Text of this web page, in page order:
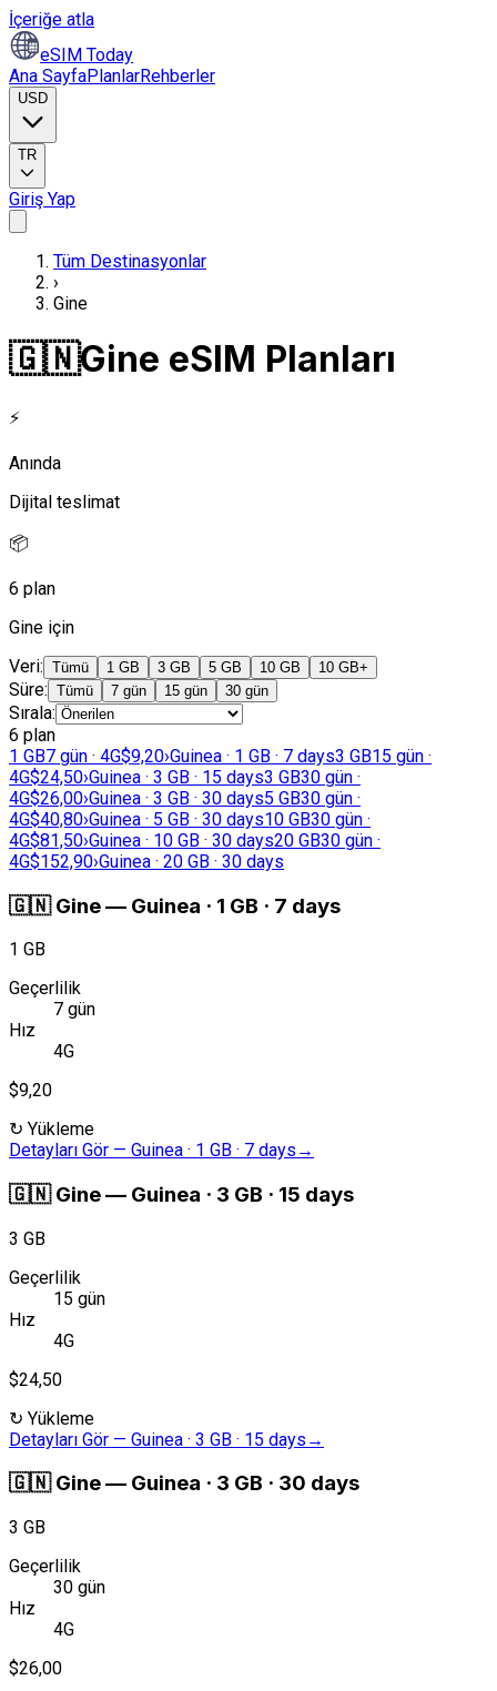
İçeriğe atla
eSIM Today
Ana SayfaPlanlarRehberler
USD
TR
Giriş Yap
Tüm Destinasyonlar
›
Gine
🇬🇳Gine eSIM Planları
⚡
Anında
Dijital teslimat
📦
6 plan
Gine için
Veri: Tümü 1 GB 3 GB 5 GB 10 GB 10 GB+
Süre: Tümü 7 gün 15 gün 30 gün
Sırala:
6 plan
1 GB7 gün · 4G$9,20›Guinea · 1 GB · 7 days3 GB15 gün ·
4G$24,50›Guinea · 3 GB · 15 days3 GB30 gün ·
4G$26,00›Guinea · 3 GB · 30 days5 GB30 gün ·
4G$40,80›Guinea · 5 GB · 30 days10 GB30 gün ·
4G$81,50›Guinea · 10 GB · 30 days20 GB30 gün ·
4G$152,90›Guinea · 20 GB · 30 days
🇬🇳 Gine— Guinea · 1 GB · 7 days
1 GB
Geçerlilik
7 gün
Hız
4G
$9,20
↻ Yükleme
Detayları Gör — Guinea · 1 GB · 7 days →
🇬🇳 Gine— Guinea · 3 GB · 15 days
3 GB
Geçerlilik
15 gün
Hız
4G
$24,50
↻ Yükleme
Detayları Gör — Guinea · 3 GB · 15 days →
🇬🇳 Gine— Guinea · 3 GB · 30 days
3 GB
Geçerlilik
30 gün
Hız
4G
$26,00